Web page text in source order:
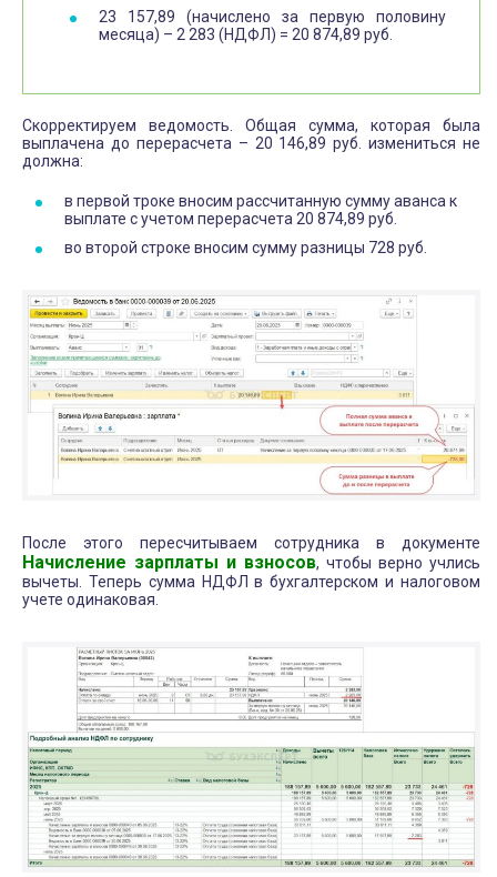
23 157,89 (начислено за первую половину
месяца) – 2 283 (НДФЛ) = 20 874,89 руб.
Скорректируем ведомость. Общая сумма, которая была
выплачена до перерасчета – 20 146,89 руб. измениться не
должна:
в первой троке вносим рассчитанную сумму аванса к
выплате с учетом перерасчета 20 874,89 руб.
во второй строке вносим сумму разницы 728 руб.
После этого пересчитываем сотрудника в документе
Начисление зарплаты и взносов, чтобы верно учлись
вычеты. Теперь сумма НДФЛ в бухгалтерском и налоговом
учете одинаковая.